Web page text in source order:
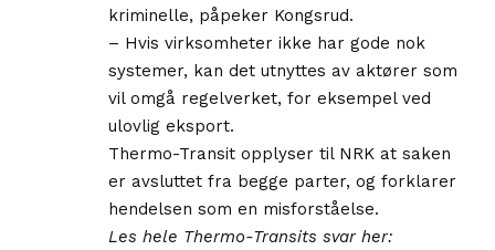
kriminelle, påpeker Kongsrud.
– Hvis virksomheter ikke har gode nok
systemer, kan det utnyttes av aktører som
vil omgå regelverket, for eksempel ved
ulovlig eksport.
Thermo-Transit opplyser til NRK at saken
er avsluttet fra begge parter, og forklarer
hendelsen som en misforståelse.
Les hele Thermo-Transits svar her: